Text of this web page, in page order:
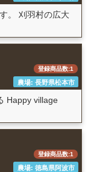
。 刈羽村の広大
登録商品数:1
農場: 長野県松本市
Happy village
登録商品数:1
農場: 徳島県阿波市